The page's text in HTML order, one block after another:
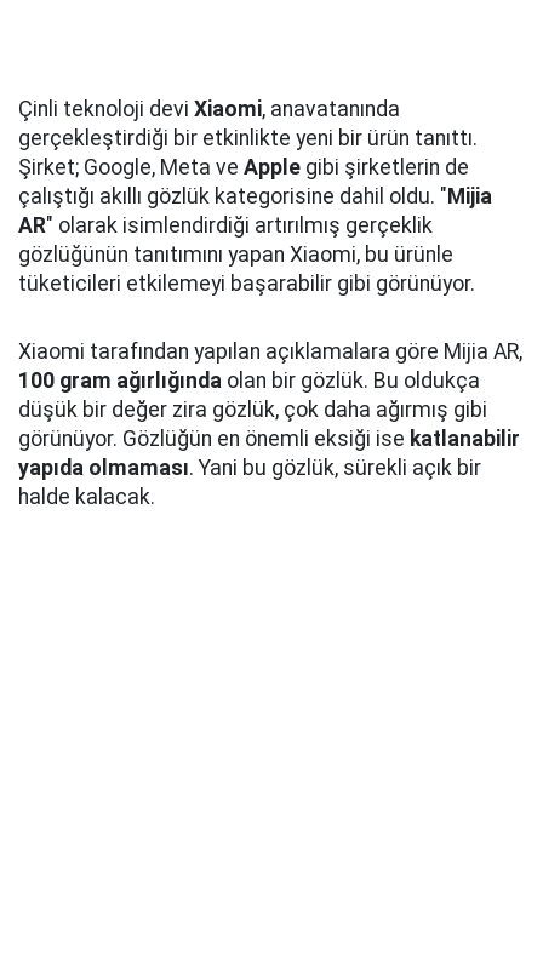
Çinli teknoloji devi Xiaomi, anavatanında
gerçekleştirdiği bir etkinlikte yeni bir ürün tanıttı.
Şirket; Google, Meta ve Apple gibi şirketlerin de
çalıştığı akıllı gözlük kategorisine dahil oldu. " Mijia
AR" olarak isimlendirdiği artırılmış gerçeklik
gözlüğünün tanıtımını yapan Xiaomi, bu ürünle
tüketicileri etkilemeyi başarabilir gibi görünüyor.
Xiaomi tarafından yapılan açıklamalara göre Mijia AR,
100 gram ağırlığında olan bir gözlük. Bu oldukça
düşük bir değer zira gözlük, çok daha ağırmış gibi
görünüyor. Gözlüğün en önemli eksiği ise katlanabilir
yapıda olmaması. Yani bu gözlük, sürekli açık bir
halde kalacak.